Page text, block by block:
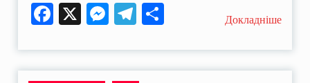
Facebook
X Messenger
Telegram
Поділитися
Докладніше